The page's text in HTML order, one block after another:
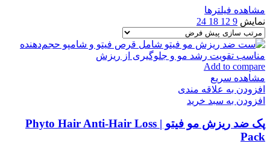
مشاهده فیلترها
نمایش 9
12
18
24
Add to compare
مشاهده سریع
افزودن به علاقه مندی
افزودن به سبد خرید
پک ضد ریزش مو فیتو | Phyto Hair Anti-Hair Loss
Pack